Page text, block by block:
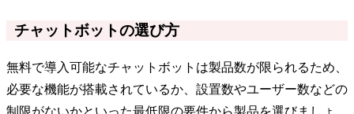
チャットボットの選び方
無料で導入可能なチャットボットは製品数が限られるため、
必要な機能が搭載されているか、設置数やユーザー数などの
制限がないかといった最低限の要件から製品を選びましょ